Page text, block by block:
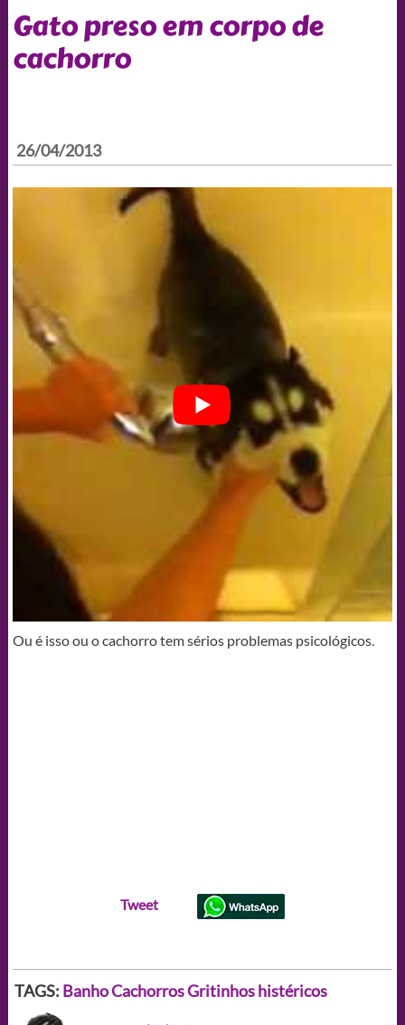
Gato preso em corpo de
cachorro
26/04/2013
Ou é isso ou o cachorro tem sérios problemas psicológicos.
Tweet
TAGS: BanhoCachorrosGritinhos histéricos